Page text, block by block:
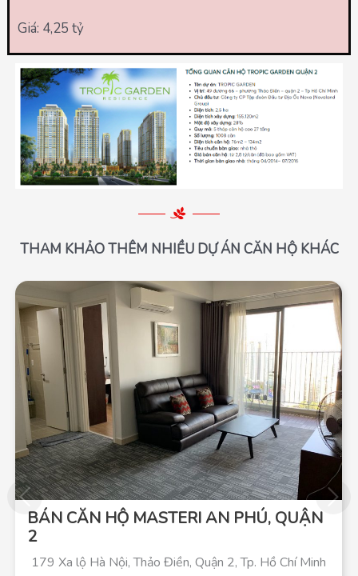
Giá: 4,25 tỷ
THAM KHẢO THÊM NHIỀU DỰ ÁN CĂN HỘ KHÁC
BÁN CĂN HỘ MASTERI AN PHÚ, QUẬN
2
179 Xa lộ Hà Nội, Thảo Điền, Quận 2, Tp. Hồ Chí Minh